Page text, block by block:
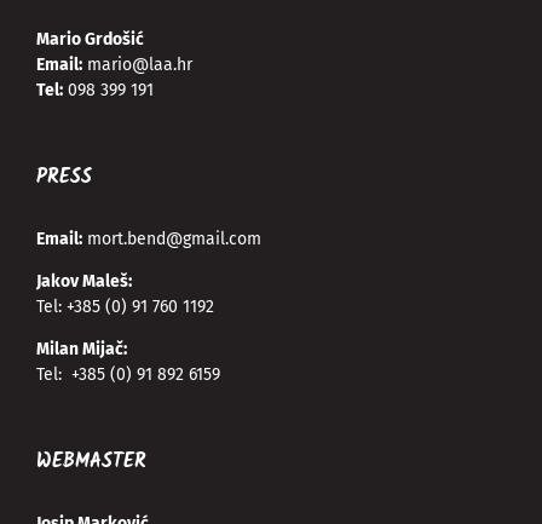
Mario Grdošić
Email: mario@laa.hr
Tel: 098 399 191
PRESS
Email: mort.bend@gmail.com
Jakov Maleš:
Tel: +385 (0) 91 760 1192
Milan Mijač:
Tel: +385 (0) 91 892 6159
WEBMASTER